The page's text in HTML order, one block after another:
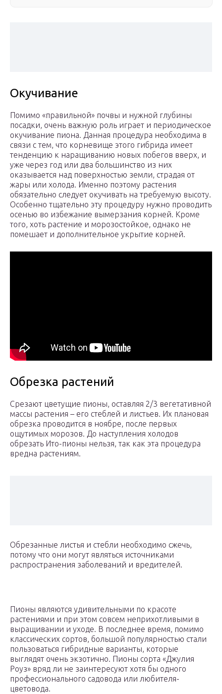
Окучивание
Помимо «правильной» почвы и нужной глубины
посадки, очень важную роль играет и периодическое
окучивание пиона. Данная процедура необходима в
связи с тем, что корневище этого гибрида имеет
тенденцию к наращиванию новых побегов вверх, и
уже через год или два большинство из них
оказывается над поверхностью земли, страдая от
жары или холода. Именно поэтому растения
обязательно следует окучивать на требуемую высоту.
Особенно тщательно эту процедуру нужно проводить
осенью во избежание вымерзания корней. Кроме
того, хоть растение и морозостойкое, однако не
помешает и дополнительное укрытие корней.
Обрезка растений
Срезают цветущие пионы, оставляя 2/3 вегетативной
массы растения – его стеблей и листьев. Их плановая
обрезка проводится в ноябре, после первых
ощутимых морозов. До наступления холодов
обрезать Ито-пионы нельзя, так как эта процедура
вредна растениям.
Обрезанные листья и стебли необходимо сжечь,
потому что они могут являться источниками
распространения заболеваний и вредителей.
Пионы являются удивительными по красоте
растениями и при этом совсем неприхотливыми в
выращивании и уходе. В последнее время, помимо
классических сортов, большой популярностью стали
пользоваться гибридные варианты, которые
выглядят очень экзотично. Пионы сорта «Джулия
Роуз» вряд ли не заинтересуют хотя бы одного
профессионального садовода или любителя-
цветовода.